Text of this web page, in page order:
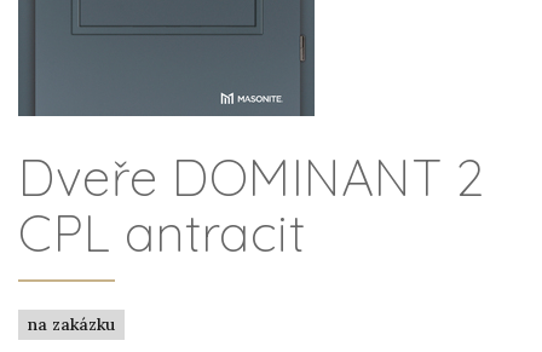
Dveře DOMINANT 2
CPL antracit
na zakázku